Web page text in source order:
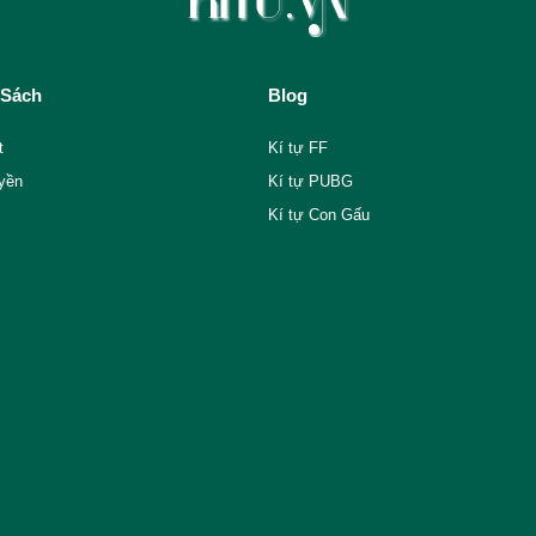
Blog
Kí tự FF
Kí tự PUBG
Kí tự Con Gấu